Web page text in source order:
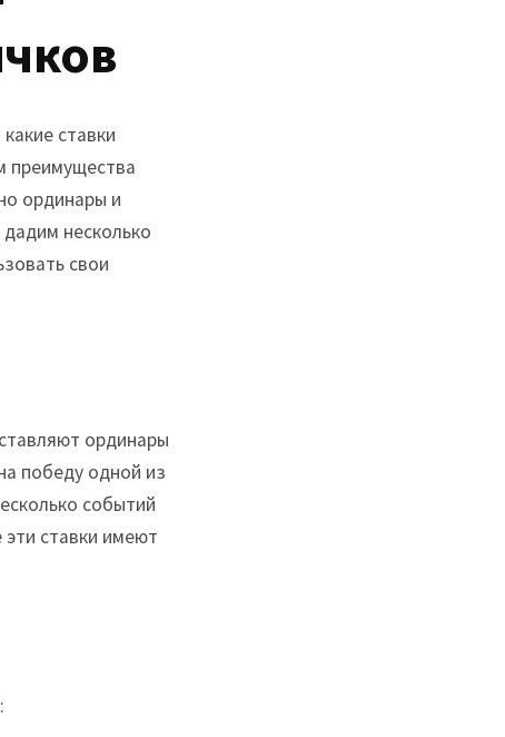
ставки
преимущества
ординары и
несколько
свои
ординары
победу одной из
событий
ставки имеют